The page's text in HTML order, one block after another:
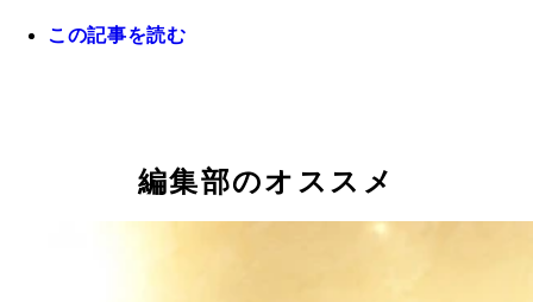
この記事を読む
編集部のオススメ